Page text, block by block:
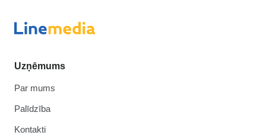
Uzņēmums
Par mums
Palīdzība
Kontakti